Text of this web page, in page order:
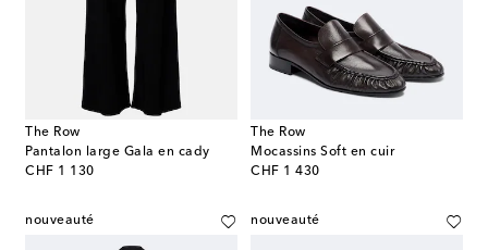
The Row
Pantalon large Gala en cady
CHF 1 130
original price
The Row
Mocassins Soft en cuir
CHF 1 430
original price
nouveauté nouveauté